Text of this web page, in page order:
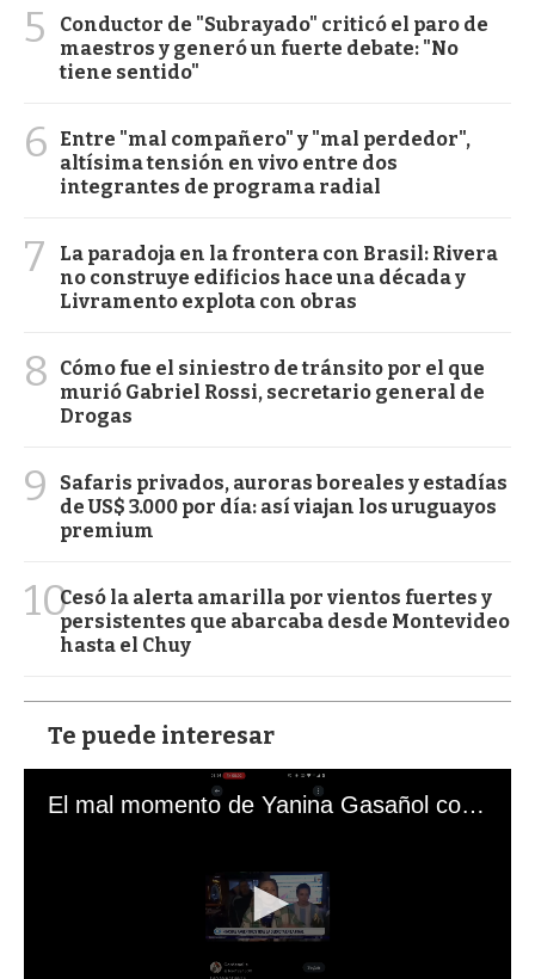
5
Conductor de "Subrayado" criticó el paro de
maestros y generó un fuerte debate: "No
tiene sentido"
6
Entre "mal compañero" y "mal perdedor",
altísima tensión en vivo entre dos
integrantes de programa radial
7
La paradoja en la frontera con Brasil: Rivera
no construye edificios hace una década y
Livramento explota con obras
8
Cómo fue el siniestro de tránsito por el que
murió Gabriel Rossi, secretario general de
Drogas
9
Safaris privados, auroras boreales y estadías
de US$ 3.000 por día: así viajan los uruguayos
premium
10Cesó la alerta amarilla por vientos fuertes y
persistentes que abarcaba desde Montevideo
hasta el Chuy
Te puede interesar
El mal momento de Yanina Gasañol con un hincha argentino en "Subrayado"